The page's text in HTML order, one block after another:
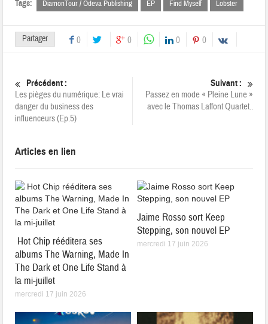
Tags: DiamonTour / Odeva Publishing EP Find Myself Lobster
Partager 0 0 0 0
Précédent :
Les pièges du numérique: Le vrai
danger du business des
influenceurs (Ep.5)
Suivant :
Passez en mode « Pleine Lune »
avec le Thomas Laffont Quartet..
Articles en lien
Hot Chip rééditera ses
albums The Warning, Made In
The Dark et One Life Stand à
la mi-juillet
mercredi 17 juin 2026
Jaime Rosso sort Keep
Stepping, son nouvel EP
mercredi 17 juin 2026